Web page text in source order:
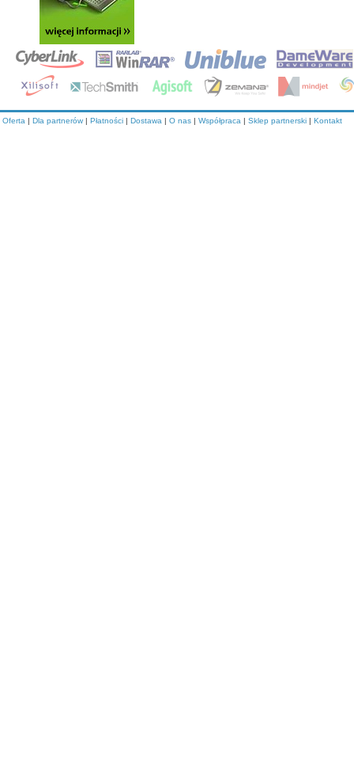
Oferta | Dla partnerów | Płatności | Dostawa | O nas | Współpraca | Sklep partnerski | Kontakt